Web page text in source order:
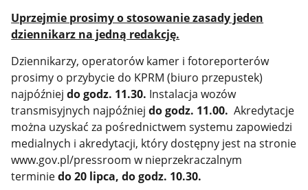
Uprzejmie prosimy o stosowanie zasady jeden
dziennikarz na jedną redakcję.
Dziennikarzy, operatorów kamer i fotoreporterów
prosimy o przybycie do KPRM (biuro przepustek)
najpóźniej do godz. 11.30. Instalacja wozów
transmisyjnych najpóźniejdo godz. 11.00.Akredytacje
można uzyskać za pośrednictwem systemu zapowiedzi
medialnych i akredytacji, który dostępny jest na stronie
www.gov.pl/pressroom w nieprzekraczalnym
terminiedo 20 lipca, do godz. 10.30.